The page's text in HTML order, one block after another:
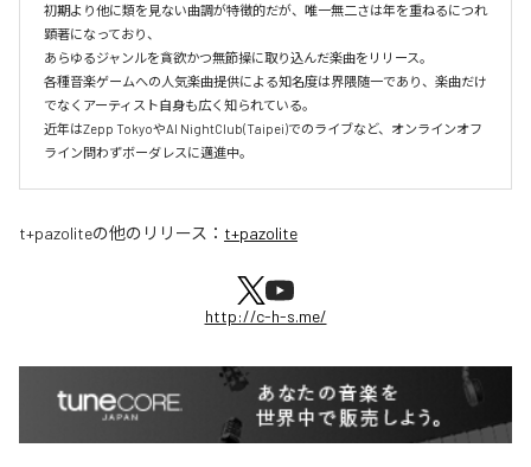
初期より他に類を見ない曲調が特徴的だが、唯一無二さは年を重ねるにつれ
顕著になっており、
あらゆるジャンルを貪欲かつ無節操に取り込んだ楽曲をリリース。
各種音楽ゲームへの人気楽曲提供による知名度は界隈随一であり、楽曲だけ
でなくアーティスト自身も広く知られている。
近年はZepp TokyoやAI NightClub(Taipei)でのライブなど、オンラインオフ
ライン問わずボーダレスに邁進中。
t+pazoliteの他のリリース： t+pazolite
http://c-h-s.me/